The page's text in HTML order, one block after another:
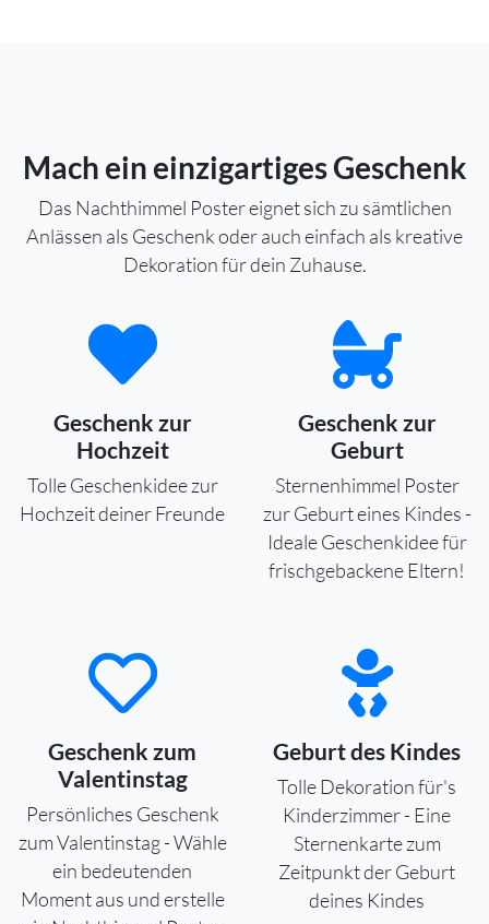
Mach ein einzigartiges Geschenk
Das Nachthimmel Poster eignet sich zu sämtlichen
Anlässen als Geschenk oder auch einfach als kreative
Dekoration für dein Zuhause.
Geschenk zur
Hochzeit
Tolle Geschenkidee zur
Hochzeit deiner Freunde
Geschenk zur
Geburt
Sternenhimmel Poster
zur Geburt eines Kindes -
Ideale Geschenkidee für
frischgebackene Eltern!
Geschenk zum
Valentinstag
Persönliches Geschenk
zum Valentinstag - Wähle
ein bedeutenden
Moment aus und erstelle
Geburt des Kindes
Tolle Dekoration für's
Kinderzimmer - Eine
Sternenkarte zum
Zeitpunkt der Geburt
deines Kindes